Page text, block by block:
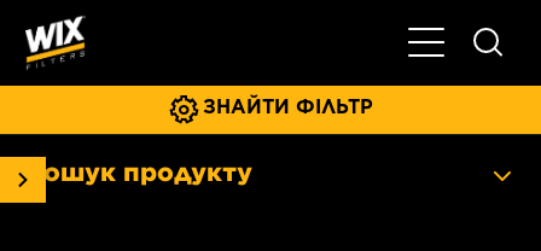
Увімкнути/
ЗНАЙТИ ФІЛЬТР
Пошук продукту